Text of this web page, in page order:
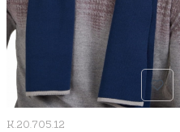
Kod produktu
K.20.705.12